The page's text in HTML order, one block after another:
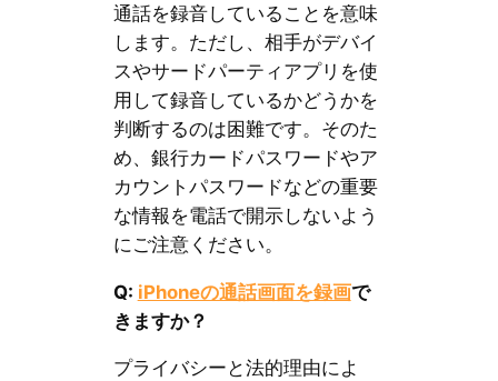
通話を録音していることを意味
します。ただし、相手がデバイ
スやサードパーティアプリを使
用して録音しているかどうかを
判断するのは困難です。そのた
め、銀行カードパスワードやア
カウントパスワードなどの重要
な情報を電話で開示しないよう
にご注意ください。
Q: iPhoneの通話画面を録画で
きますか？
プライバシーと法的理由によ